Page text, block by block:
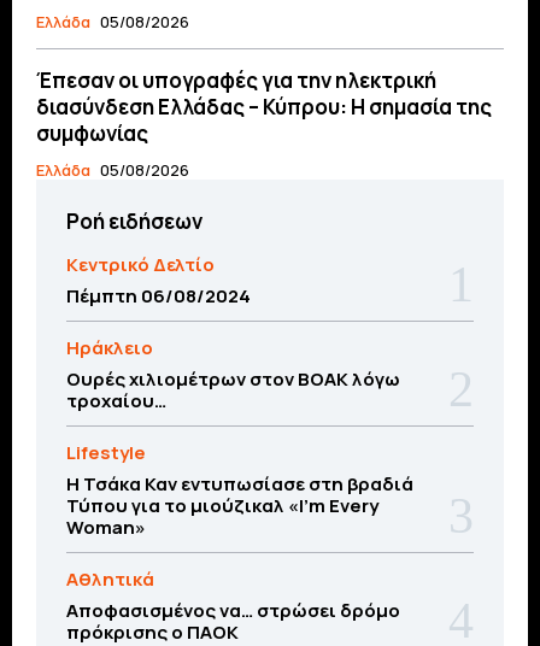
Ελλάδα 05/08/2026
Έπεσαν οι υπογραφές για την ηλεκτρική
διασύνδεση Ελλάδας – Κύπρου: H σημασία της
συμφωνίας
Ελλάδα 05/08/2026
Ροή ειδήσεων
Κεντρικό Δελτίο
Πέμπτη 06/08/2024
Ηράκλειο
Ουρές χιλιομέτρων στον ΒΟΑΚ λόγω
τροχαίου…
Lifestyle
Η Τσάκα Καν εντυπωσίασε στη βραδιά
Τύπου για το μιούζικαλ «I’m Every
Woman»
Αθλητικά
Αποφασισμένος να… στρώσει δρόμο
πρόκρισης ο ΠΑΟΚ